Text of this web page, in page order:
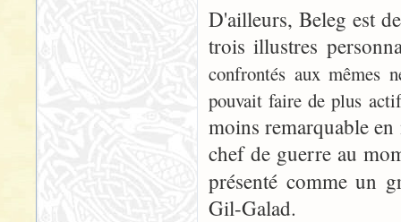
D'ailleurs, Beleg est
trois illustres
confrontés aux mêmes
pouvait faire de plus
moins remarquable
chef de guerre au
présenté comme un
Gil-Galad.